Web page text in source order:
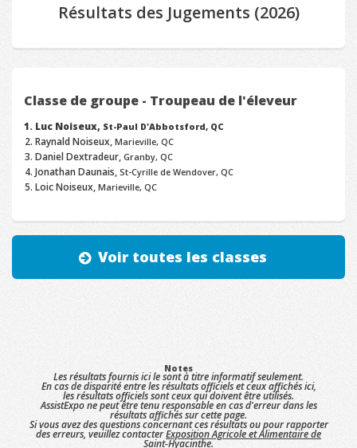
Résultats des Jugements (2026)
Classe de groupe - Troupeau de l'éleveur
Luc Noiseux, St-Paul D'Abbotsford, QC
Raynald Noiseux,Marieville, QC
Daniel Dextradeur,Granby, QC
Jonathan Daunais,St-Cyrille de Wendover, QC
Loic Noiseux,Marieville, QC
Voir toutes les classes
Notes
Les résultats fournis ici le sont à titre informatif seulement.
En cas de disparité entre les résultats officiels et ceux affichés ici,
les résultats officiels sont ceux qui doivent être utilisés.
AssistExpo ne peut être tenu responsable en cas d'erreur dans les
résultats affichés sur cette page.
Si vous avez des questions concernant ces résultats ou pour rapporter
des erreurs, veuillez contacterExposition Agricole et Alimentaire de
Saint-Hyacinthe.